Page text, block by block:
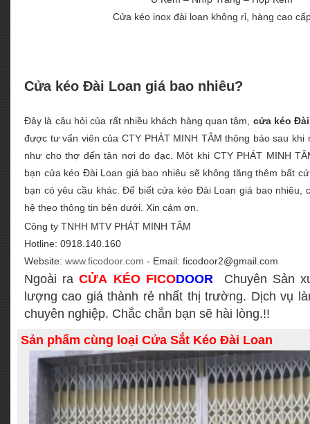
Cửa kéo inox đài loan không rỉ, hàng cao
Cửa kéo Đài Loan giá bao nhiêu?
Đây là câu hỏi của rất nhiều khách hàng quan tâm, cửa kéo
được tư vấn viên của CTY PHÁT MINH TÂM thông báo sau khi
như cho thợ đến tận nơi đo đạc. Một khi CTY PHÁT MINH
bạn cửa kéo Đài Loan giá bao nhiêu sẽ không tăng thêm bất
bạn có yêu cầu khác. Để biết cửa kéo Đài Loan giá bao nhiêu,
hệ theo thông tin bên dưới. Xin cám ơn.
Công ty TNHH MTV PHÁT MINH TÂM
Hotline: 0918.140.160
Website: www.ficodoor.com - Email: ficodoor2@gmail.com
Ngoài raCỬA KÉO FICODOOR
Chuyên Sản
lượng cao giá thành rẻ nhất thị trường. Dịch vụ
chuyên nghiệp. Chắc chắn bạn sẽ hài lòng.!!
Sản phẩm cùng loại Cửa Sắt Kéo Đài Loan